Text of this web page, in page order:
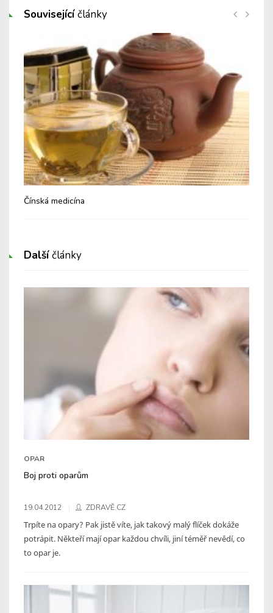
Souvisejícíčlánky
Čínská medicína
Dalšíčlánky
OPAR
Boj proti oparům
19.04.2012 ZDRAVĚ.CZ
Trpíte na opary? Pak jistě víte, jak takový malý flíček dokáže
potrápit. Někteří mají opar každou chvíli, jiní téměř nevědí, co
to opar je.